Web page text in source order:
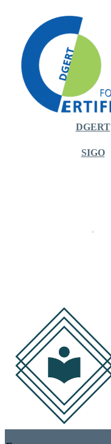
DGERT
SIGO